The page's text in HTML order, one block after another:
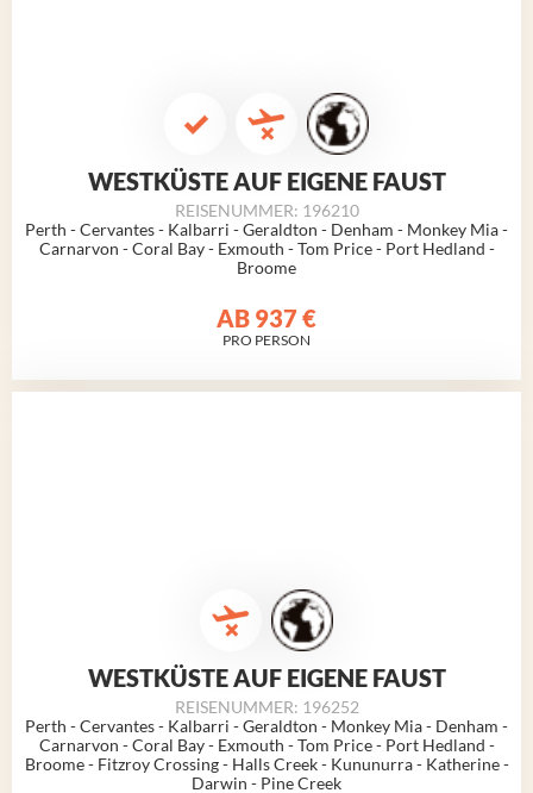
WESTKÜSTE AUF EIGENE FAUST
REISENUMMER: 196210
Perth - Cervantes - Kalbarri - Geraldton - Denham - Monkey Mia -
Carnarvon - Coral Bay - Exmouth - Tom Price - Port Hedland -
Broome
AB 937 €
PRO PERSON
WESTKÜSTE AUF EIGENE FAUST
REISENUMMER: 196252
Perth - Cervantes - Kalbarri - Geraldton - Monkey Mia - Denham -
Carnarvon - Coral Bay - Exmouth - Tom Price - Port Hedland -
Broome - Fitzroy Crossing - Halls Creek - Kununurra - Katherine -
Darwin - Pine Creek